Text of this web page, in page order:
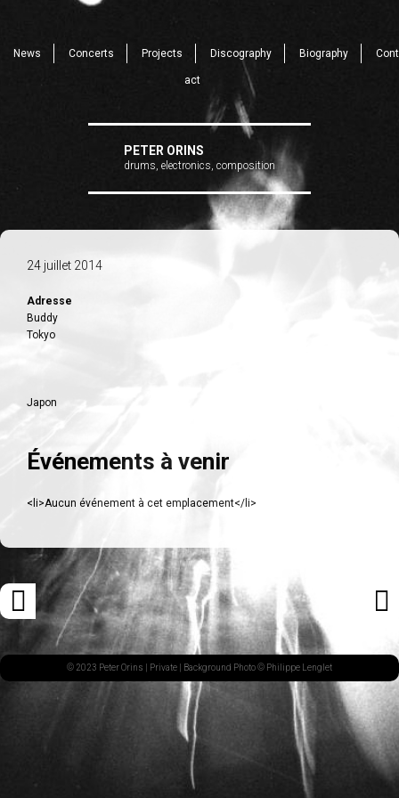
News Concerts Projects Discography Biography Cont
act
PETER ORINS
drums, electronics, composition
24 juillet 2014
Adresse
Buddy
Tokyo
Japon
Événements à venir
<li>Aucun événement à cet emplacement</li>
Navigation
des
articles
ARTICLE
PRÉCÉDENT© 2023 Peter Orins | Private | Background Photo © Philippe Lenglet